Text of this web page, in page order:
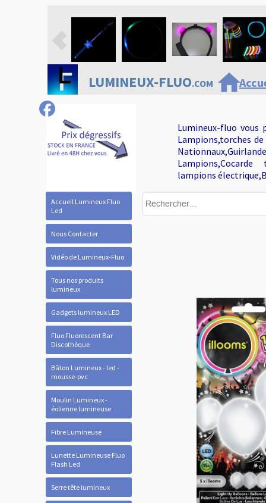
Accueil Lumineux Fluo
Led
Nous Contacter
Vidéo de Lumineux-Fluo
Tous nos produits
lumineux
Gadgets lumineux LED
Fluo Fluorescent Bar
Discothèque
Bâton Lumineux - led -
mousse-pvc
Moulin Lumineux -
éolienne lumineuse
Fibre Lumineuse
Lunette Lumineuse Fluo
Flash Led
Serre tête lumineux
LUMINEUX-FLUO.COMhome
Lumineux-fluo vous
Lampions,torches
lampions